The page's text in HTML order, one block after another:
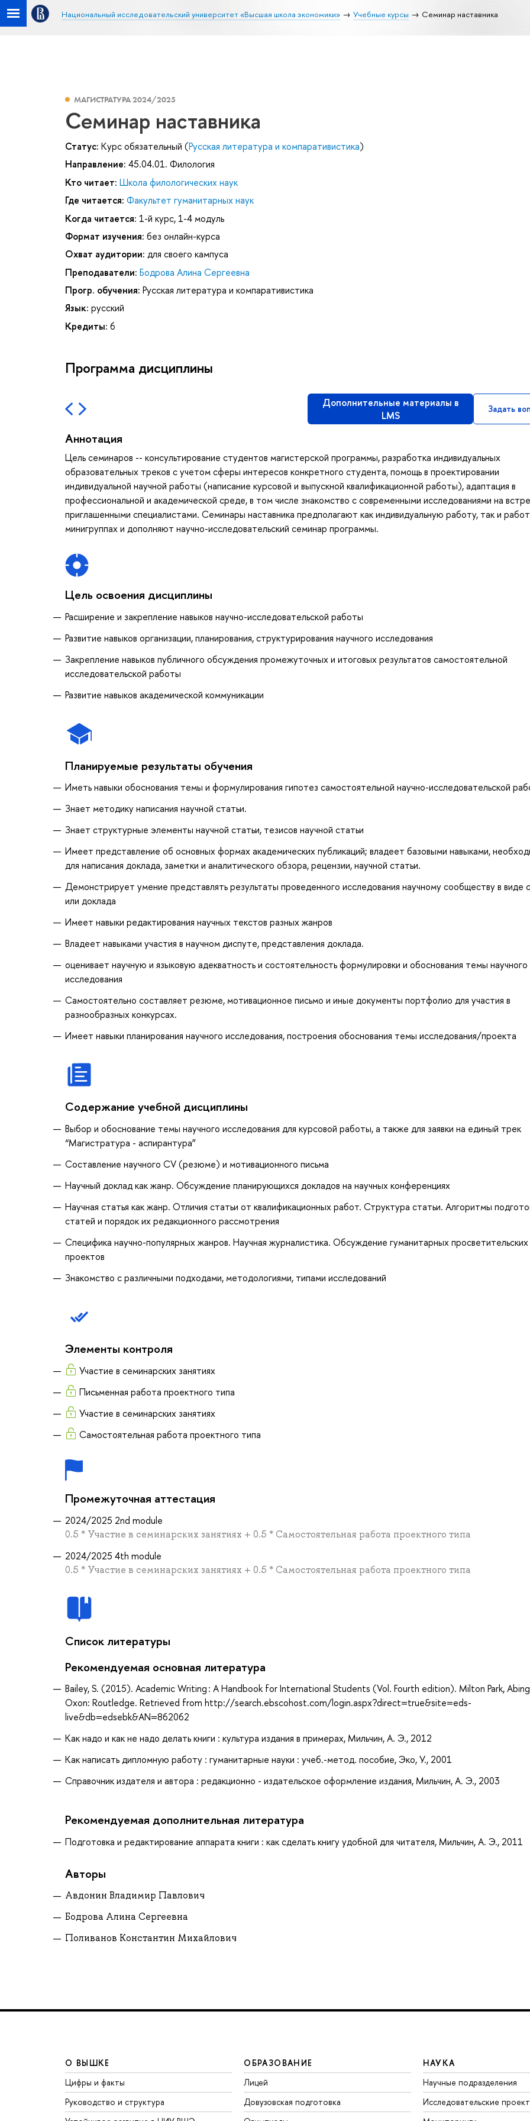
Национальный исследовательский университет «Высшая школа экономики» Учебные курсы Семинар наставника
МАГИСТРАТУРА 2024/2025
Семинар наставника
Статус: Курс обязательный (Русская литература и компаративистика)
Направление: 45.04.01. Филология
Кто читает: Школа филологических наук
Где читается: Факультет гуманитарных наук
Когда читается: 1-й курс, 1-4 модуль
Формат изучения: без онлайн-курса
Охват аудитории: для своего кампуса
Преподаватели: Бодрова Алина Сергеевна
Прогр. обучения: Русская литература и компаративистика
Язык: русский
Кредиты: 6
Программа дисциплины
Дополнительные материалы в
LMS
Задать
Аннотация
Цель семинаров -- консультирование студентов магистерской программы, разработка индивидуальных
образовательных треков с учетом сферы интересов конкретного студента, помощь в проектировании
индивидуальной научной работы (написание курсовой и выпускной квалификационной работы), адаптация в
профессиональной и академической среде, в том числе знакомство с современными исследованиями на
приглашенными специалистами. Семинары наставника предполагают как индивидуальную работу, так и
минигруппах и дополняют научно-исследовательский семинар программы.
Цель освоения дисциплины
Расширение и закрепление навыков научно-исследовательской работы
Развитие навыков организации, планирования, структурирования научного исследования
Закрепление навыков публичного обсуждения промежуточных и итоговых результатов самостоятельной
исследовательской работы
Развитие навыков академической коммуникации
Планируемые результаты обучения
Иметь навыки обоснования темы и формулирования гипотез самостоятельной научно-исследовательской
Знает методику написания научной статьи.
Знает структурные элементы научной статьи, тезисов научной статьи
Имеет представление об основных формах академических публикаций; владеет базовыми навыками,
для написания доклада, заметки и аналитического обзора, рецензии, научной статьи.
Демонстрирует умение представлять результаты проведенного исследования научному сообществу в виде
или доклада
Имеет навыки редактирования научных текстов разных жанров
Владеет навыками участия в научном диспуте, представления доклада.
оценивает научную и языковую адекватность и состоятельность формулировки и обоснования темы научного
исследования
Самостоятельно составляет резюме, мотивационное письмо и иные документы портфолио для участия в
разнообразных конкурсах.
Имеет навыки планирования научного исследования, построения обоснования темы исследования/проекта
Содержание учебной дисциплины
Выбор и обоснование темы научного исследования для курсовой работы, а также для заявки на единый трек
“Магистратура - аспирантура”
Составление научного CV (резюме) и мотивационного письма
Научный доклад как жанр. Обсуждение планирующихся докладов на научных конференциях
Научная статья как жанр. Отличия статьи от квалификационных работ. Структура статьи. Алгоритмы
статей и порядок их редакционного рассмотрения
Специфика научно-популярных жанров. Научная журналистика. Обсуждение гуманитарных просветительских
проектов
Знакомство с различными подходами, методологиями, типами исследований
Элементы контроля
Участие в семинарских занятиях
Письменная работа проектного типа
Участие в семинарских занятиях
Самостоятельная работа проектного типа
Промежуточная аттестация
2024/2025 2nd module
0.5 * Участие в семинарских занятиях + 0.5 * Самостоятельная работа проектного типа
2024/2025 4th module
0.5 * Участие в семинарских занятиях + 0.5 * Самостоятельная работа проектного типа
Список литературы
Рекомендуемая основная литература
Bailey, S. (2015). Academic Writing : A Handbook for International Students (Vol. Fourth edition). Milton Park,
Oxon: Routledge. Retrieved from http://search.ebscohost.com/login.aspx?direct=true&site=eds-
live&db=edsebk&AN=862062
Как надо и как не надо делать книги : культура издания в примерах, Мильчин, А. Э., 2012
Как написать дипломную работу : гуманитарные науки : учеб.-метод. пособие, Эко, У., 2001
Справочник издателя и автора : редакционно - издательское оформление издания, Мильчин, А. Э., 2003
Рекомендуемая дополнительная литература
Подготовка и редактирование аппарата книги : как сделать книгу удобной для читателя, Мильчин, А. Э., 2011
Авторы
Авдонин Владимир Павлович
Бодрова Алина Сергеевна
Поливанов Константин Михайлович
О ВЫШКЕ
Цифры и факты
Руководство и структура
ОБРАЗОВАНИЕ
Лицей
Довузовская подготовка
НАУКА
Научные подразделения
Исследовательские